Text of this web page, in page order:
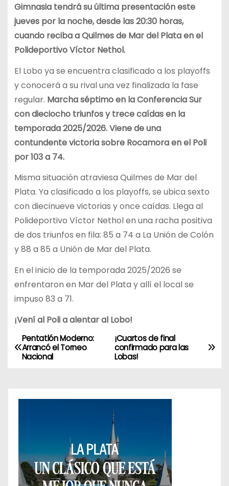
Gimnasia tendrá su última presentación este
jueves por la noche, desde las 20:30 horas,
cuando reciba a Quilmes de Mar del Plata en el
Polideportivo Víctor Nethol.
El Lobo ya se encuentra clasificado a los playoffs
y conocerá a su rival una vez finalizada la fase
regular. Marcha séptimo en la Conferencia Sur
con dieciocho triunfos y trece caídas en la
temporada 2025/2026. Viene de una
contundente victoria sobre Rocamora en el Poli
por 103 a 74.
Misma situación atraviesa Quilmes de Mar del
Plata. Ya clasificado a los playoffs, se ubica sexto
con diecinueve victorias y once caídas. Llega al
Polideportivo Víctor Nethol en una racha positiva
de dos triunfos en fila: 85 a 74 a La Unión de Colón
y 88 a 85 a Unión de Mar del Plata.
En el inicio de la temporada 2025/2026 se
enfrentaron en Mar del Plata y allí el local se
impuso 83 a 71.
¡Vení al Poli a alentar al Lobo!
N
a
a
c
¡Cuartos de final
confirmado para las
Lobas!
Pentatlón Moderno:
Arrancó el Torneo
Nacional